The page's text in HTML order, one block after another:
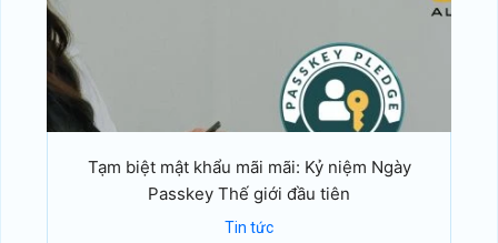
Tạm biệt mật khẩu mãi mãi: Kỷ niệm Ngày
Passkey Thế giới đầu tiên
Tin tức